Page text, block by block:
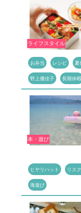
ライフスタイル
お弁当 レシピ 夏
野上優佳子 長期休暇
本・遊び
ヒヤリハット リス
海遊び